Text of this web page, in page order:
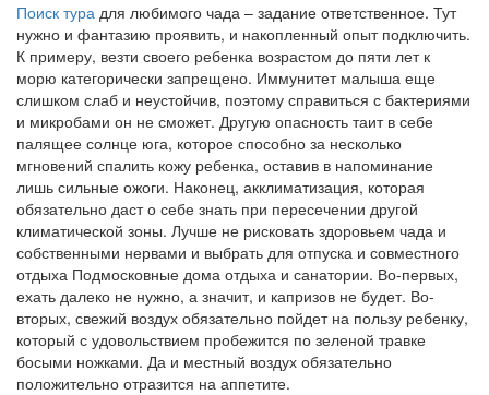
Поиск тура для любимого чада – задание ответственное. Тут
нужно и фантазию проявить, и накопленный опыт подключить.
К примеру, везти своего ребенка возрастом до пяти лет к
морю категорически запрещено. Иммунитет малыша еще
слишком слаб и неустойчив, поэтому справиться с бактериями
и микробами он не сможет. Другую опасность таит в себе
палящее солнце юга, которое способно за несколько
мгновений спалить кожу ребенка, оставив в напоминание
лишь сильные ожоги. Наконец, акклиматизация, которая
обязательно даст о себе знать при пересечении другой
климатической зоны. Лучше не рисковать здоровьем чада и
собственными нервами и выбрать для отпуска и совместного
отдыха Подмосковные дома отдыха и санатории. Во-первых,
ехать далеко не нужно, а значит, и капризов не будет. Во-
вторых, свежий воздух обязательно пойдет на пользу ребенку,
который с удовольствием пробежится по зеленой травке
босыми ножками. Да и местный воздух обязательно
положительно отразится на аппетите.